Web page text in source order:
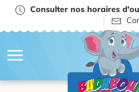
Consulter nos horaires